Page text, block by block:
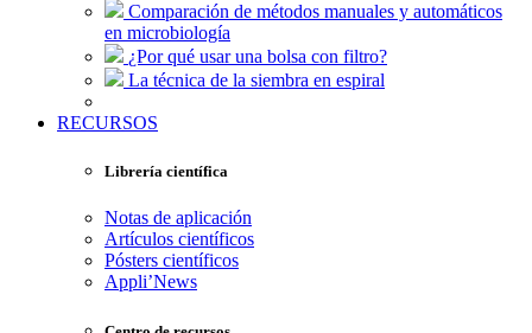
Comparación de métodos manuales y automáticos
en microbiología
¿Por qué usar una bolsa con filtro?
La técnica de la siembra en espiral
RECURSOS
Librería científica
Notas de aplicación
Artículos científicos
Pósters científicos
Appli’News